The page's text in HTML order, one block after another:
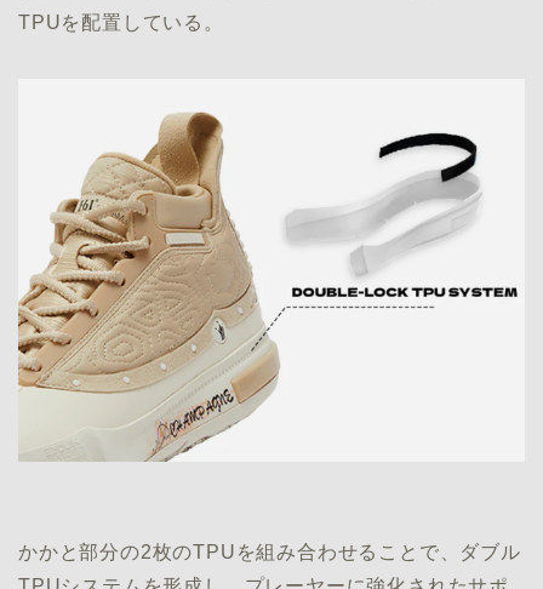
TPUを配置している。
かかと部分の2枚のTPUを組み合わせることで、ダブル